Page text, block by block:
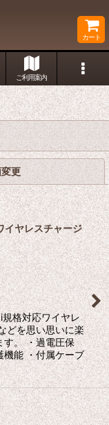
カート
ご利用案内
更 閉じる
ヤレスチャージ
格対応ワイヤレ
どを思い思いに楽
す。 ・過電圧保
機能 ・付属ケーブ